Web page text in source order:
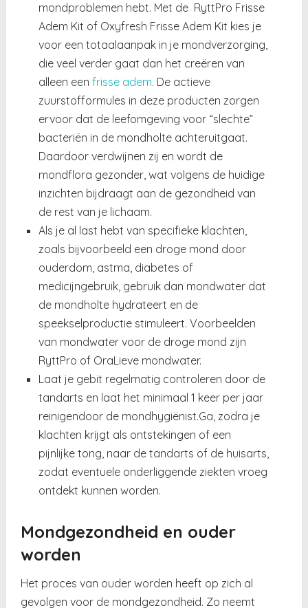
mondproblemen hebt. Met de RyttPro Frisse
Adem Kit of Oxyfresh Frisse Adem Kit kies je
voor een totaalaanpak in je mondverzorging,
die veel verder gaat dan het creëren van
alleen een frisse adem. De actieve
zuurstofformules in deze producten zorgen
ervoor dat de leefomgeving voor “slechte”
bacteriën in de mondholte achteruitgaat.
Daardoor verdwijnen zij en wordt de
mondflora gezonder, wat volgens de huidige
inzichten bijdraagt aan de gezondheid van
de rest van je lichaam.
Als je al last hebt van specifieke klachten,
zoals bijvoorbeeld een droge mond door
ouderdom, astma, diabetes of
medicijngebruik, gebruik dan mondwater dat
de mondholte hydrateert en de
speekselproductie stimuleert. Voorbeelden
van mondwater voor de droge mond zijn
RyttPro of OraLieve mondwater.
Laat je gebit regelmatig controleren door de
tandarts en laat het minimaal 1 keer per jaar
reinigendoor de mondhygiënist.Ga, zodra je
klachten krijgt als ontstekingen of een
pijnlijke tong, naar de tandarts of de huisarts,
zodat eventuele onderliggende ziekten vroeg
ontdekt kunnen worden.
Mondgezondheid en ouder
worden
Het proces van ouder worden heeft op zich al
gevolgen voor de mondgezondheid. Zo neemt